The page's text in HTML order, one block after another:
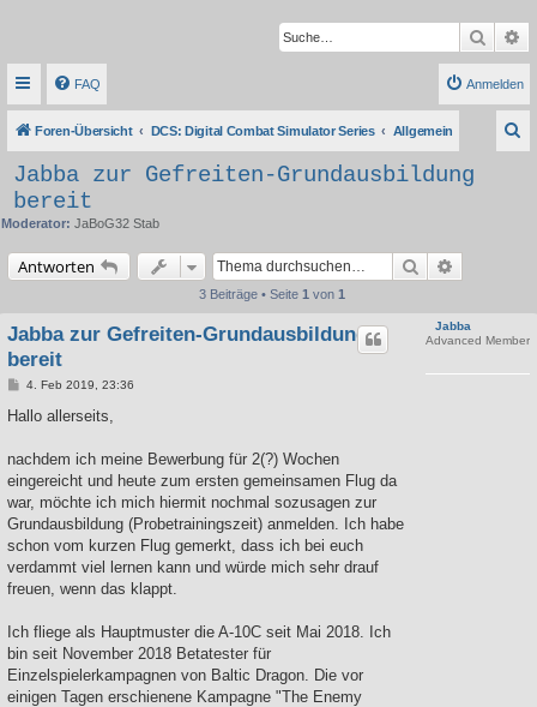
Suche
FAQ Anmelden
Foren-Übersicht DCS: Digital Combat Simulator Series Allgemein
Jabba zur Gefreiten-Grundausbildung
bereit
Moderator: JaBoG32 Stab
Antworten Suche
3 Beiträge • Seite 1 von 1
Jabba
Advanced Member
Jabba zur Gefreiten-Grundausbildung
bereit
B
i
a
4. Feb 2019, 23:36
Hallo allerseits,
nachdem ich meine Bewerbung für 2(?) Wochen
eingereicht und heute zum ersten gemeinsamen Flug da
war, möchte ich mich hiermit nochmal sozusagen zur
Grundausbildung (Probetrainingszeit) anmelden. Ich habe
schon vom kurzen Flug gemerkt, dass ich bei euch
verdammt viel lernen kann und würde mich sehr drauf
freuen, wenn das klappt.
Ich fliege als Hauptmuster die A-10C seit Mai 2018. Ich
bin seit November 2018 Betatester für
Einzelspielerkampagnen von Baltic Dragon. Die vor
einigen Tagen erschienene Kampagne "The Enemy